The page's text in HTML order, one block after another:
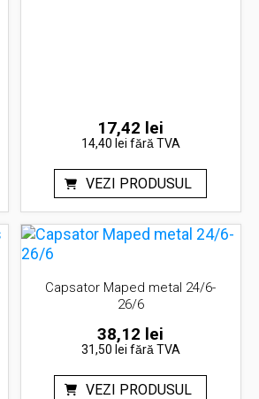
17,42 lei
14,40 lei fără TVA
VEZI PRODUSUL
Capsator Maped metal 24/6-
26/6
38,12 lei
31,50 lei fără TVA
VEZI PRODUSUL